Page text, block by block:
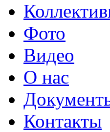
Фото
Видео
О нас
Контакты